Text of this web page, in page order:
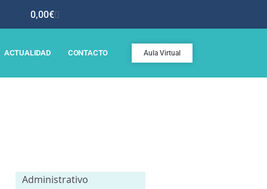
0,00€
ACTUALIDAD CONTACTO Aula Virtual
Administrativo